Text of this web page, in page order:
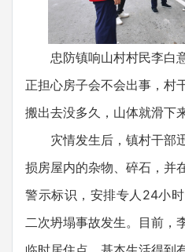
忠防镇响山村村民李白
正担心房子会不会出事，村
搬出去没多久，山体就滑下
灾情发生后，镇村干部
损房屋内的杂物、碎石，并
警示标识，安排专人24小
二次坍塌事故发生。目前，